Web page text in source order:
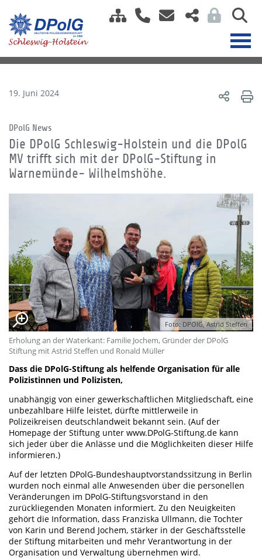
19. Juni 2024
DPolG News
Die DPolG Schleswig-Holstein und die DPolG
MV trifft sich mit der DPolG-Stiftung in
Warnemünde- Wilhelmshöhe.
Foto: DPOlG, Astrid Steffen
Erholung an der Waterkant: Familie Jochem, Gründer der DPolG
Stiftung mit Astrid Steffen und Ronald Müller
Dass die DPolG-Stiftung als helfende Organisation für alle
Polizistinnen und Polizisten,
unabhängig von einer gewerkschaftlichen Mitgliedschaft, eine
unbezahlbare Hilfe leistet, dürfte mittlerweile in
Polizeikreisen deutschlandweit bekannt sein. (Auf der
Homepage der Stiftung unter www.DPolG-Stiftung.de kann
sich jeder über die Anlässe und die Möglichkeiten dieser Hilfe
informieren.)
Auf der letzten DPolG-Bundeshauptvorstandssitzung in Berlin
wurden noch einmal alle Anwesenden über die personellen
Veränderungen im DPolG-Stiftungsvorstand in den
zurückliegenden Monaten informiert. Zu den Neuigkeiten
gehört die Information, dass Franziska Ullmann, die Tochter
von Karin und Berend Jochem, stärker in der Geschäftsstelle
der Stiftung mitarbeiten und mehr Verantwortung in der
Organisation und Verwaltung übernehmen wird.